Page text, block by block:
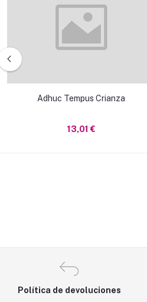
Adhuc Tempus Crianza
13,01 €
Política de devoluciones